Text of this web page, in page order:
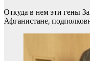
Откуда в нем эти гены
Афганистане,